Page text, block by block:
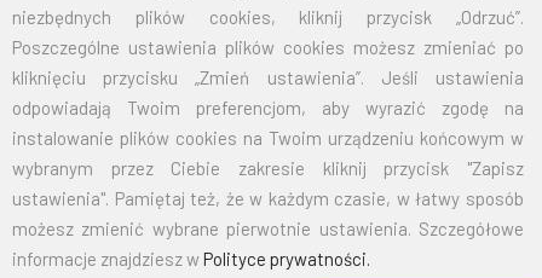
niezbędnych plików cookies, kliknij przycisk „Odrzuć”.
Poszczególne ustawienia plików cookies możesz zmieniać po
kliknięciu przycisku „Zmień ustawienia”. Jeśli ustawienia
odpowiadają Twoim preferencjom, aby wyrazić zgodę na
instalowanie plików cookies na Twoim urządzeniu końcowym w
wybranym przez Ciebie zakresie kliknij przycisk "Zapisz
ustawienia". Pamiętaj też, że w każdym czasie, w łatwy sposób
możesz zmienić wybrane pierwotnie ustawienia. Szczegółowe
informacje znajdziesz wPolityce prywatności.